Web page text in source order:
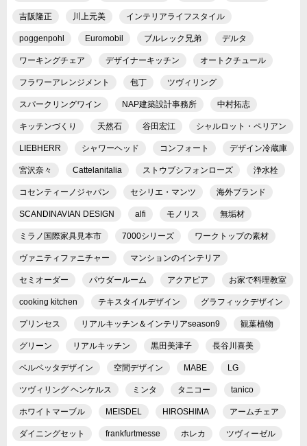
吉阪隆正 川上元美 インテリアライフスタイル
poggenpohl Euromobil ブルレック兄弟 デルタ
ワーキングチェア デザイナーキッチン オートクチュール
フラワーアレンジメント 包丁 ツヴィリング
スパークリングワイン NAP建築設計事務所 中村拓志
キッチンづくり 天然石 谷田宏江 シャルロット・ペリアン
LIEBHERR シャワーヘッド コンフォート デザイン冷蔵庫
宮沢奈々 Cattelanitalia ストウブシフォンローズ 浄水栓
コセンティーノジャパン セシリエ・マンツ 海外ブランド
SCANDINAVIAN DESIGN alfi モノリス 無垢材
ミラノ国際家具見本市 7000シリーズ ワークトップの素材
ヴァニティファニチャー マンションのインテリア
セミオーダー パウダールーム アクアピア お家で料理教室
cooking kitchen テキスタイルデザイン グラフィックデザイン
プリンセス リアルキッチン＆インテリアseason9 観葉植物
グリーン リアルキッチン 黒田美津子 長谷川喜美
ベルベッタデザイン 空間デザイン MABE LG
ツヴィリング ヘンケルス ミンタ タニコー tanico
ホワイトマーブル MEISDEL HIROSHIMA アームチェア
ダイニングセット frankfurtmesse ホレカ ツヴィーゼル